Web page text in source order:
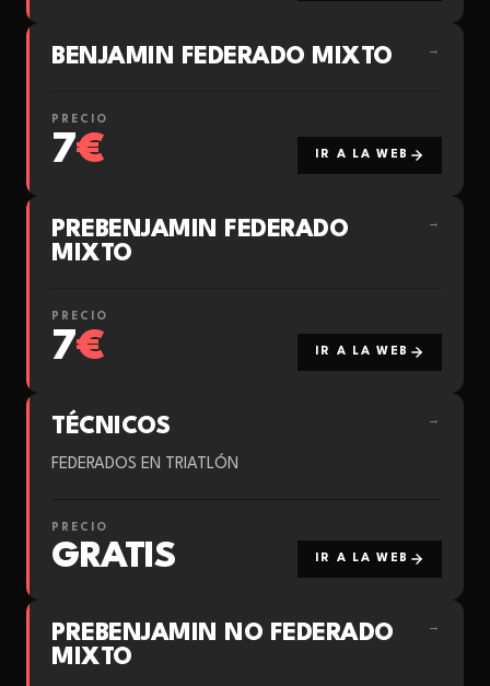
BENJAMIN FEDERADO MIXTO →
PRECIO
7€ IR A LA WEB
PREBENJAMIN FEDERADO
MIXTO
→
PRECIO
7€ IR A LA WEB
TÉCNICOS →
FEDERADOS EN TRIATLÓN
PRECIO
GRATIS IR A LA WEB
PREBENJAMIN NO FEDERADO
MIXTO
→